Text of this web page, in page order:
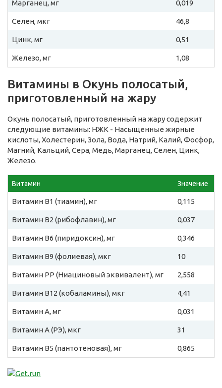
Марганец, мг 0,019
Селен, мкг 46,8
Цинк, мг 0,51
Железо, мг 1,08
Витамины в Окунь полосатый,
приготовленный на жару
Окунь полосатый, приготовленный на жару содержит
следующие витамины: НЖК - Насыщенные жирные
кислоты, Холестерин, Зола, Вода, Натрий, Калий, Фосфор,
Магний, Кальций, Сера, Медь, Марганец, Селен, Цинк,
Железо.
Витамин Значение
Витамин B1 (тиамин), мг 0,115
Витамин B2 (рибофлавин), мг 0,037
Витамин B6 (пиридоксин), мг 0,346
Витамин B9 (фолиевая), мкг 10
Витамин PP (Ниациновый эквивалент), мг 2,558
Витамин B12 (кобаламины), мкг 4,41
Витамин A, мг 0,031
Витамин A (РЭ), мкг 31
Витамин B5 (пантотеновая), мг 0,865